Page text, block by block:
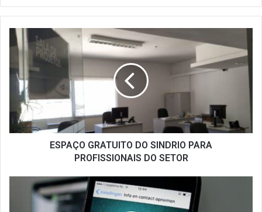
ESPAÇO
GRATUITO
SINDRIO
PARA
PROFISSIONAIS
DO
SETOR
ESPAÇO GRATUITO DO SINDRIO PARA
PROFISSIONAIS DO SETOR
GOLPES
PROMOÇÕES